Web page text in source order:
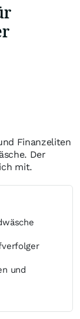
Finanzeliten
Der
mit.
und